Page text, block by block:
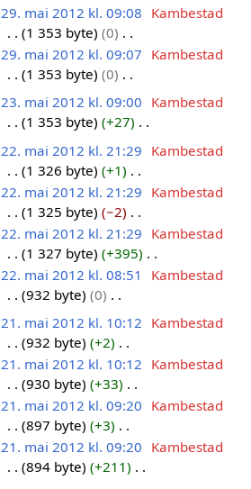
29. mai 2012 kl. 09:08 Kambestad
1 353 byte
0
29. mai 2012 kl. 09:07 Kambestad
1 353 byte
0
23. mai 2012 kl. 09:00 Kambestad
1 353 byte
+27
22. mai 2012 kl. 21:29 Kambestad
1 326 byte
+1
22. mai 2012 kl. 21:29 Kambestad
1 325 byte
−2
22. mai 2012 kl. 21:29 Kambestad
1 327 byte
+395
22. mai 2012 kl. 08:51
Kambestad
932 byte
0
21. mai 2012 kl. 10:12 Kambestad
932 byte
+2
21. mai 2012 kl. 10:12 Kambestad
930 byte
+33
21. mai 2012 kl. 09:20 Kambestad
897 byte
+3
21. mai 2012 kl. 09:20 Kambestad
894 byte
+211